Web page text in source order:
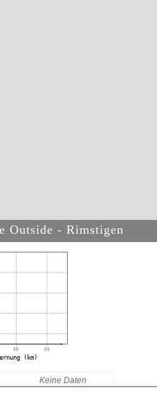
Outside - Rimstigen
10 15
(km)
Keine Daten